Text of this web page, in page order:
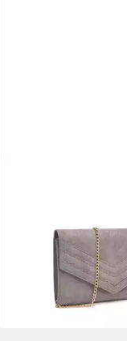
Crossbody mit Kette
57,99 €
lieferbar - in 2-3